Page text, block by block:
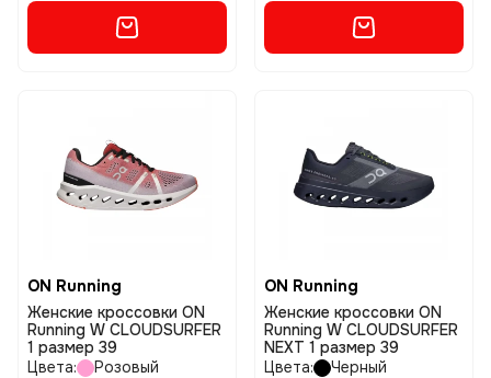
ON Running
Женские кроссовки ON
Running W CLOUDSURFER
1 размер 39
Цвета:
Розовый
ON Running
Женские кроссовки ON
Running W CLOUDSURFER
NEXT 1 размер 39
Цвета:
Черный